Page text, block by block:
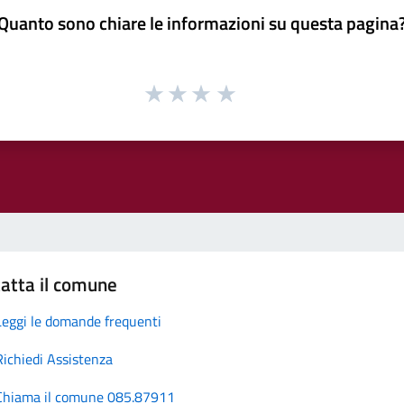
sono chiare le informazioni su questa
il comune
le domande frequenti
Assistenza
il comune 085.87911